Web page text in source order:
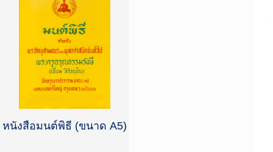
หนังสือมนต์พิธี (ขนาด A5)